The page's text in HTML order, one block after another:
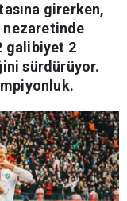
girerken,
nezaretinde
galibiyet 2
sürdürüyor.